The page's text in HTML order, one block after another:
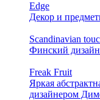
Edge
Декор и
Scandinavian
Финский дизайн
Freak Fruit
Яркая
дизайнером